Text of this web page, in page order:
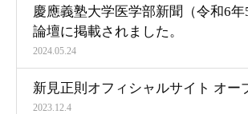
慶應義塾大学医学部新聞（令和6
論壇に掲載されました。
2024.05.24
新見正則オフィシャルサイト オー
2023.12.4